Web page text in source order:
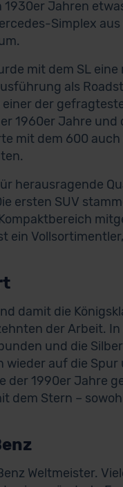
Jahren
Simplex
mit dem SL
als
der
1960er Jahre und
mit dem 600
herausragende
ersten SUV
ein
damit die
der Arbeit.
und die
wieder auf die
der 1990er Jahre
dem Stern –
Weltmeister.